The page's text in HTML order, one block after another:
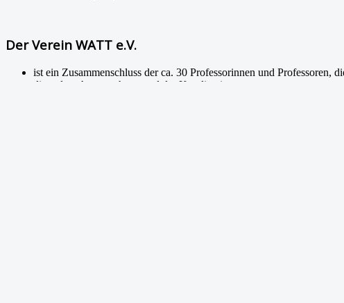
Der Verein WATT e.V.
ist ein Zusammenschluss der ca. 30 Professorinnen und Professoren,
dient dem Austausch zu, und der Koodination von: